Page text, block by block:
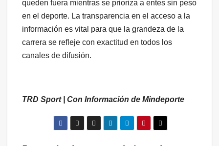
queden fuera mientras se prioriza a entes sin peso
en el deporte. La transparencia en el acceso a la
información es vital para que la grandeza de la
carrera se refleje con exactitud en todos los
canales de difusión.
TRD Sport | Con Información de Mindeporte